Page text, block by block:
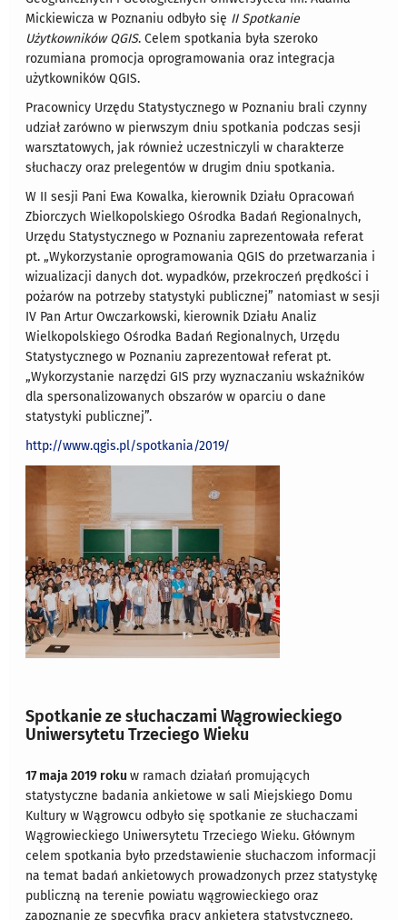
Mickiewicza w Poznaniu odbyło się II Spotkanie
Użytkowników QGIS. Celem spotkania była szeroko
rozumiana promocja oprogramowania oraz integracja
użytkowników QGIS.
Pracownicy Urzędu Statystycznego w Poznaniu brali czynny
udział zarówno w pierwszym dniu spotkania podczas sesji
warsztatowych, jak również uczestniczyli w charakterze
słuchaczy oraz prelegentów w drugim dniu spotkania.
W II sesji Pani Ewa Kowalka, kierownik Działu Opracowań
Zbiorczych Wielkopolskiego Ośrodka Badań Regionalnych,
Urzędu Statystycznego w Poznaniu zaprezentowała referat
pt. „Wykorzystanie oprogramowania QGIS do przetwarzania i
wizualizacji danych dot. wypadków, przekroczeń prędkości i
pożarów na potrzeby statystyki publicznej” natomiast w sesji
IV Pan Artur Owczarkowski, kierownik Działu Analiz
Wielkopolskiego Ośrodka Badań Regionalnych, Urzędu
Statystycznego w Poznaniu zaprezentował referat pt.
„Wykorzystanie narzędzi GIS przy wyznaczaniu wskaźników
dla spersonalizowanych obszarów w oparciu o dane
statystyki publicznej”.
http://www.qgis.pl/spotkania/2019/
Spotkanie ze słuchaczami Wągrowieckiego
Uniwersytetu Trzeciego Wieku
17 maja 2019 rokuw ramach działań promujących
statystyczne badania ankietowe w sali Miejskiego Domu
Kultury w Wągrowcu odbyło się spotkanie ze słuchaczami
Wągrowieckiego Uniwersytetu Trzeciego Wieku. Głównym
celem spotkania było przedstawienie słuchaczom informacji
na temat badań ankietowych prowadzonych przez statystykę
publiczną na terenie powiatu wągrowieckiego oraz
zapoznanie ze specyfiką pracy ankietera statystycznego.